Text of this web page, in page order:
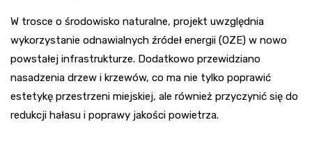
W trosce o środowisko naturalne, projekt uwzględnia
wykorzystanie odnawialnych źródeł energii (OZE) w nowo
powstałej infrastrukturze. Dodatkowo przewidziano
nasadzenia drzew i krzewów, co ma nie tylko poprawić
estetykę przestrzeni miejskiej, ale również przyczynić się do
redukcji hałasu i poprawy jakości powietrza.